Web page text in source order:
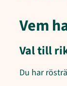
Vem
Val till
Du har